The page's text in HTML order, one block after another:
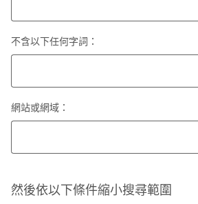
不含以下任何字詞：
網站或網域：
然後依以下條件縮小搜尋範圍